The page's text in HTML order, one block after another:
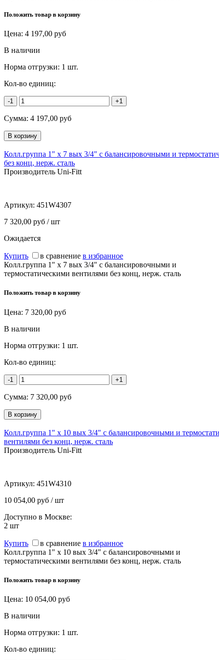
Положить товар в корзину
Цена: 4 197,00 руб
В наличии
Норма отгрузки: 1 шт.
Кол-во единиц:
-1 +1
Сумма: 4 197,00 руб
Колл.группа 1" х 7 вых 3/4" с балансировочными и
без конц, нерж. cталь
Производитель Uni-Fitt
Артикул: 451W4307
7 320,00 руб / шт
Ожидается
Купить в сравнение в избранное
Колл.группа 1" х 7 вых 3/4" с балансировочными и
термостатическими вентилями без конц, нерж. cталь
Положить товар в корзину
Цена: 7 320,00 руб
В наличии
Норма отгрузки: 1 шт.
Кол-во единиц:
-1 +1
Сумма: 7 320,00 руб
Колл.группа 1" х 10 вых 3/4" с балансировочными и
вентилями без конц, нерж. cталь
Производитель Uni-Fitt
Артикул: 451W4310
10 054,00 руб / шт
Доступно в Москве:
2 шт
Купить в сравнение в избранное
Колл.группа 1" х 10 вых 3/4" с балансировочными и
термостатическими вентилями без конц, нерж. cталь
Положить товар в корзину
Цена: 10 054,00 руб
В наличии
Норма отгрузки: 1 шт.
Кол-во единиц: